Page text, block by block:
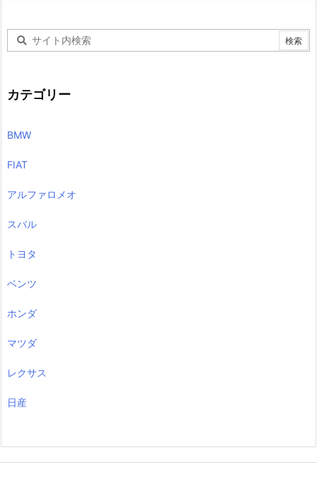
カテゴリー
BMW
FIAT
アルファロメオ
スバル
トヨタ
ベンツ
ホンダ
マツダ
レクサス
日産